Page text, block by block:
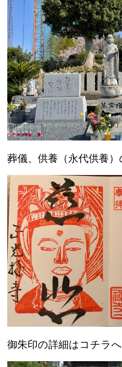
葬儀、供養（永代供養
御朱印の詳細はコチラへ